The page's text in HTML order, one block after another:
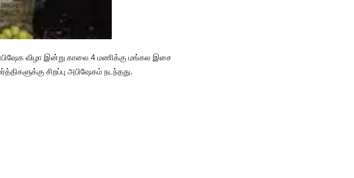
விழா இன்று காலை 4 மணிக்கு மங்கல இசை
சிறப்பு அபிஷேகம் நடந்தது.